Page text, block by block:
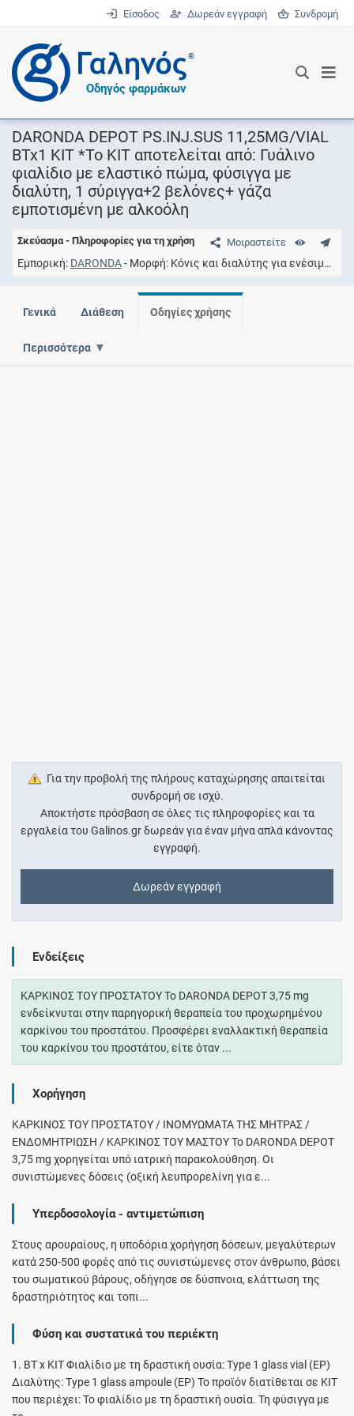
Είσοδος Δωρεάν εγγραφή Συνδρομή
®
Οδηγός φαρμάκων
DARONDA DEPOT PS.INJ.SUS 11,25MG/VIAL
BTx1 ΚΙΤ *Το ΚΙΤ αποτελείται από: Γυάλινο
φιαλίδιο με ελαστικό πώμα, φύσιγγα με
διαλύτη, 1 σύριγγα+2 βελόνες+ γάζα
εμποτισμένη με αλκοόλη
Μοιραστείτε
Σκεύασμα - Πληροφορίες για τη χρήση
Εμπορική DARONDA Μορφή Kόνις και διαλύτης για ενέσιμο εναιώρημ
Γενικά Διάθεση Οδηγίες χρήσης
Περισσότερα
Για την προβολή της πλήρους καταχώρησης απαιτείται
συνδρομή σε ισχύ.
Αποκτήστε πρόσβαση σε όλες τις πληροφορίες και τα
εργαλεία του Galinos.gr δωρεάν για έναν μήνα απλά κάνοντας
εγγραφή.
Δωρεάν εγγραφή
Ενδείξεις
ΚΑΡΚΙΝΟΣ ΤΟΥ ΠΡΟΣΤΑΤΟΥ To DARONDA DEPOT 3,75 mg
ενδείκνυται στην παρηγορική θεραπεία του προχωρημένου
καρκίνου του προστάτου. Προσφέρει εναλλακτική θεραπεία
του καρκίνου του προστάτου, είτε όταν ...
Χορήγηση
ΚΑΡΚΙΝΟΣ ΤΟΥ ΠΡΟΣΤΑΤΟΥ / ΙΝΟΜΥΩΜΑΤΑ ΤΗΣ ΜΗΤΡΑΣ /
ΕΝΔΟΜΗΤΡΙΩΣΗ / ΚΑΡΚΙΝΟΣ ΤΟΥ ΜΑΣΤΟΥ To DARONDA DEPOT
3,75 mg χορηγείται υπό ιατρική παρακολούθηση. Οι
συνιστώμενες δόσεις (οξική λευπρορελίνη για ε...
Υπερδοσολογία - αντιμετώπιση
Στους αρουραίους, η υποδόρια χορήγηση δόσεων, μεγαλύτερων
κατά 250-500 φορές από τις συνιστώμενες στον άνθρωπο, βάσει
του σωματικού βάρους, οδήγησε σε δύσπνοια, ελάττωση της
δραστηριότητος και τοπι...
Φύση και συστατικά του περιέκτη
1. ΒΤ x ΚΙΤ Φιαλίδιο με τη δραστική ουσία: Type 1 glass vial (ΕΡ)
Διαλύτης: Type 1 glass ampoule (ΕΡ) To προϊόν διατίθεται σε KIT
που περιέχει: Το φιαλίδιο με τη δραστική ουσία. Τη φύσιγγα με